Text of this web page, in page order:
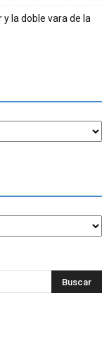
y la doble vara de la